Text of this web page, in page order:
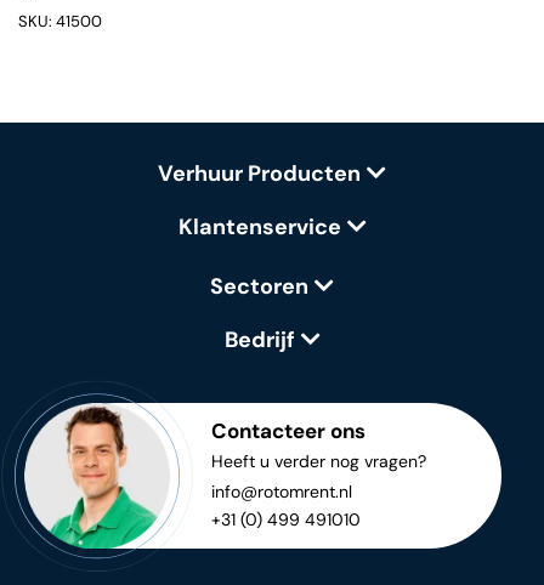
SKU: 41500
Verhuur Producten
Klantenservice
Sectoren
Bedrijf
Contacteer ons
Heeft u verder nog vragen?
info@rotomrent.nl
+31 (0) 499 491010